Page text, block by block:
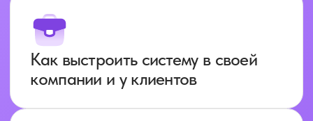
Хедлайнер форума: